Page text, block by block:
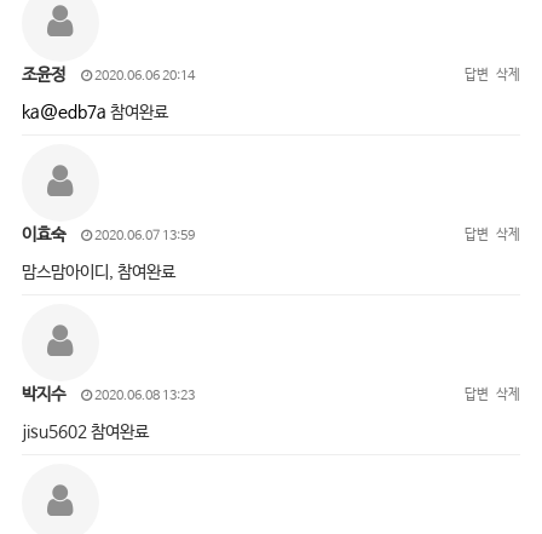
조윤정 2020.06.06 20:14 답변 삭제
ka@edb7a 참여완료
이효숙 2020.06.07 13:59 답변 삭제
맘스맘아이디, 참여완료
박지수 2020.06.08 13:23 답변 삭제
jisu5602 참여완료